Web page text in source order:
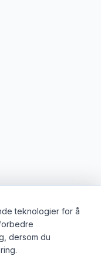
teknologier for å
dersom du